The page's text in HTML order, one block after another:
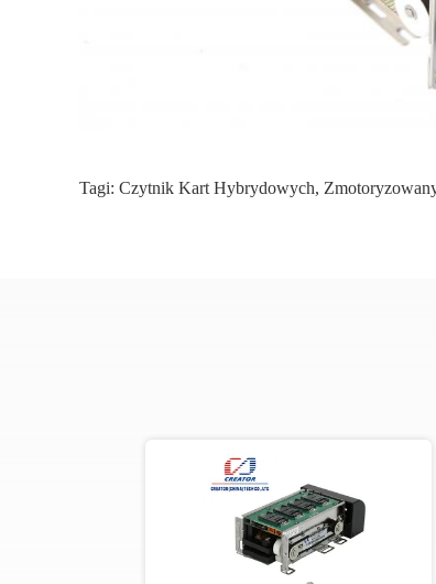
Tagi: Czytnik Kart Hybrydowych,